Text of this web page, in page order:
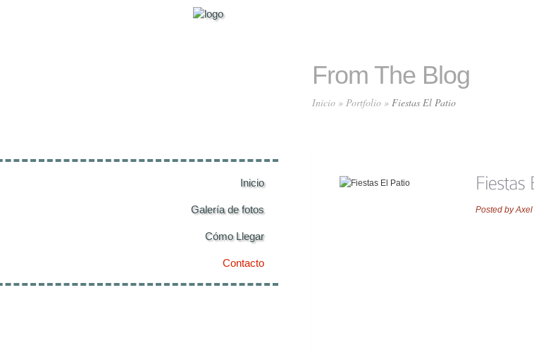
Inicio
Galería de fotos
Cómo Llegar
Contacto
From The Blog
Inicio » Portfolio » Fiestas El Patio
Posted byAxel